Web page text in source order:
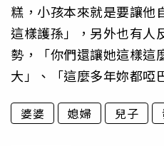
糕，小孩本來就是要讓他
這樣護孫」，另外也有人
勢，「你們還讓她這樣這
大」、「這麼多年妳都啞
婆婆 媳婦 兒子